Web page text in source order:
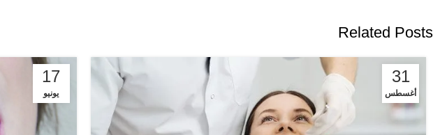
Related Posts
31
أغسطس
17
يونيو